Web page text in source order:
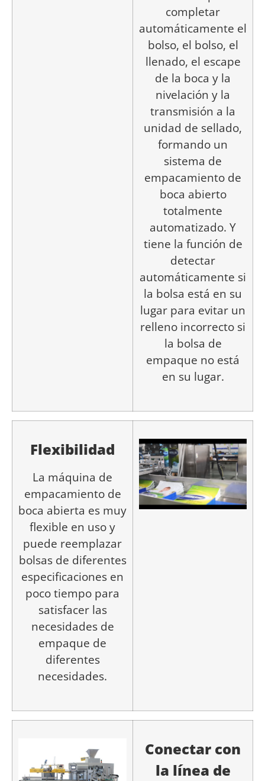
completar
automáticamente el
bolso, el bolso, el
llenado, el escape
de la boca y la
nivelación y la
transmisión a la
unidad de sellado,
formando un
sistema de
empacamiento de
boca abierto
totalmente
automatizado. Y
tiene la función de
detectar
automáticamente si
la bolsa está en su
lugar para evitar un
relleno incorrecto si
la bolsa de
empaque no está
en su lugar.
Flexibilidad
La máquina de
empacamiento de
boca abierta es muy
flexible en uso y
puede reemplazar
bolsas de diferentes
especificaciones en
poco tiempo para
satisfacer las
necesidades de
empaque de
diferentes
necesidades.
Conectar con
la línea de